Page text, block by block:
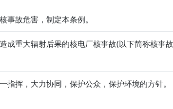
故危害，制定本条例。
重大辐射后果的核电厂核事故(以下简称核事
挥，大力协同，保护公众，保护环境的方针。